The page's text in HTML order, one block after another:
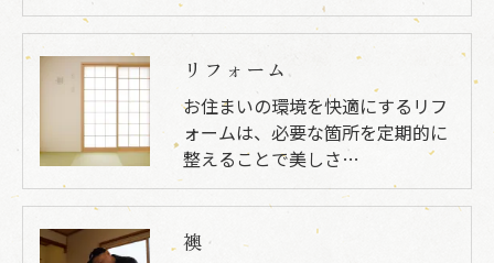
リフォーム
お住まいの環境を快適にするリフ
ォームは、必要な箇所を定期的に
整えることで美しさ…
襖